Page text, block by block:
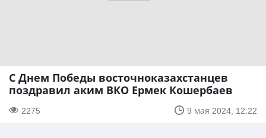
С Днем Победы восточноказахстанцев
поздравил аким ВКО Ермек Кошербаев
2275 9 мая 2024, 12:22